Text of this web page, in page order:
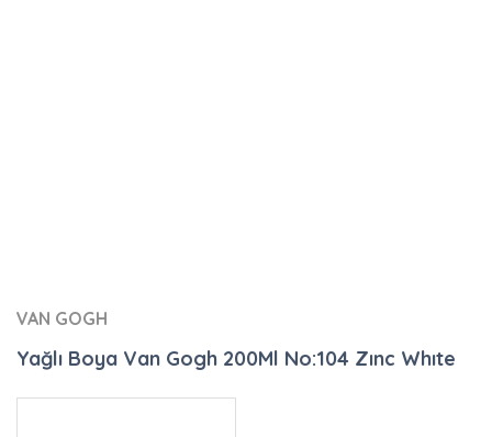
VAN GOGH
Yağlı Boya Van Gogh 200Ml No:104 Zınc Whıte